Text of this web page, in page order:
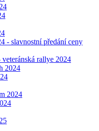
- slavnostní předání ceny
rallye 2024
2024
2024